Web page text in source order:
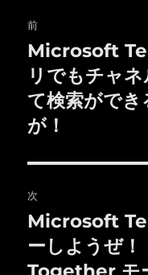
稿
ナ
ビ
シ
ョ
前
前
の
投
稿:
Microsoft
リでもチャ
て検索がで
が！
次
次
の
投
Microsoft
ーしようぜ